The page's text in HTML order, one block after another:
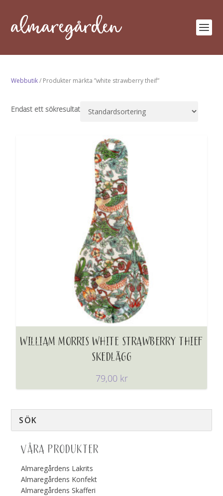
Webbutik/ Produkter märkta ”white strawberry theif”
Endast ett sökresultat
WILLIAM MORRIS WHITE STRAWBERRY THIEF
SKEDLÄGG
79,00 kr
VÅRA PRODUKTER
Almaregårdens Lakrits
Almaregårdens Konfekt
Almaregårdens Skafferi